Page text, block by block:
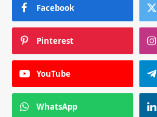
Facebook
Pinterest
YouTube
WhatsApp